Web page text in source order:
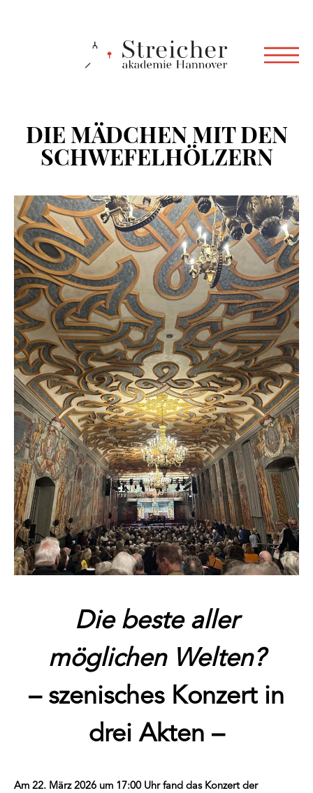
DIE MÄDCHEN MIT DEN
SCHWEFELHÖLZERN
Die beste aller
möglichen Welten?
– szenisches Konzert in
drei Akten –
Am 22. März 2026 um 17:00 Uhr fand das Konzert der